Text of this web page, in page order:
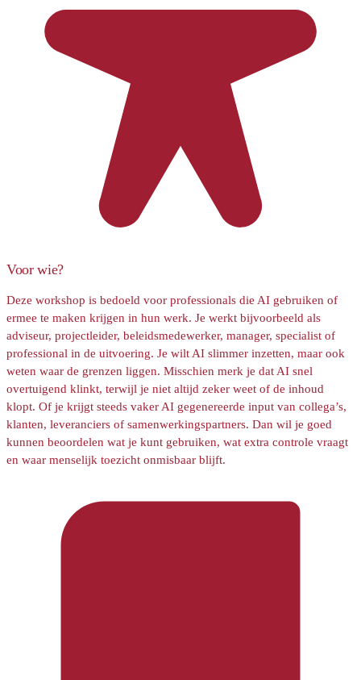
Voor wie?
Deze workshop is bedoeld voor professionals die AI gebruiken of
ermee te maken krijgen in hun werk. Je werkt bijvoorbeeld als
adviseur, projectleider, beleidsmedewerker, manager, specialist of
professional in de uitvoering. Je wilt AI slimmer inzetten, maar ook
weten waar de grenzen liggen. Misschien merk je dat AI snel
overtuigend klinkt, terwijl je niet altijd zeker weet of de inhoud
klopt. Of je krijgt steeds vaker AI gegenereerde input van collega’s,
klanten, leveranciers of samenwerkingspartners. Dan wil je goed
kunnen beoordelen wat je kunt gebruiken, wat extra controle vraagt
en waar menselijk toezicht onmisbaar blijft.